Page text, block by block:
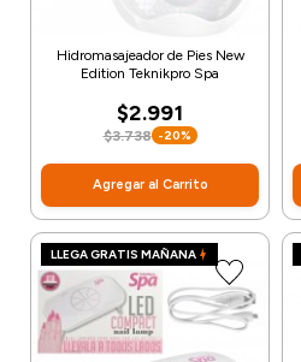
Hidromasajeador de Pies New
Edition Teknikpro Spa
$2.991
$3.738 -20%
Agregar al Carrito
LLEGA GRATIS MAÑANA